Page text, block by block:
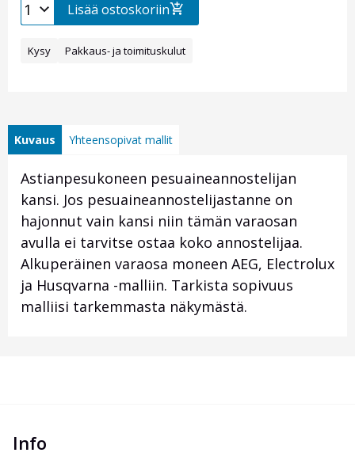
Lisää ostoskoriin
Kysy Pakkaus- ja toimituskulut
Kuvaus Yhteensopivat mallit
Astianpesukoneen pesuaineannostelijan
kansi. Jos pesuaineannostelijastanne on
hajonnut vain kansi niin tämän varaosan
avulla ei tarvitse ostaa koko annostelijaa.
Alkuperäinen varaosa moneen AEG, Electrolux
ja Husqvarna -malliin. Tarkista sopivuus
malliisi tarkemmasta näkymästä.
Info